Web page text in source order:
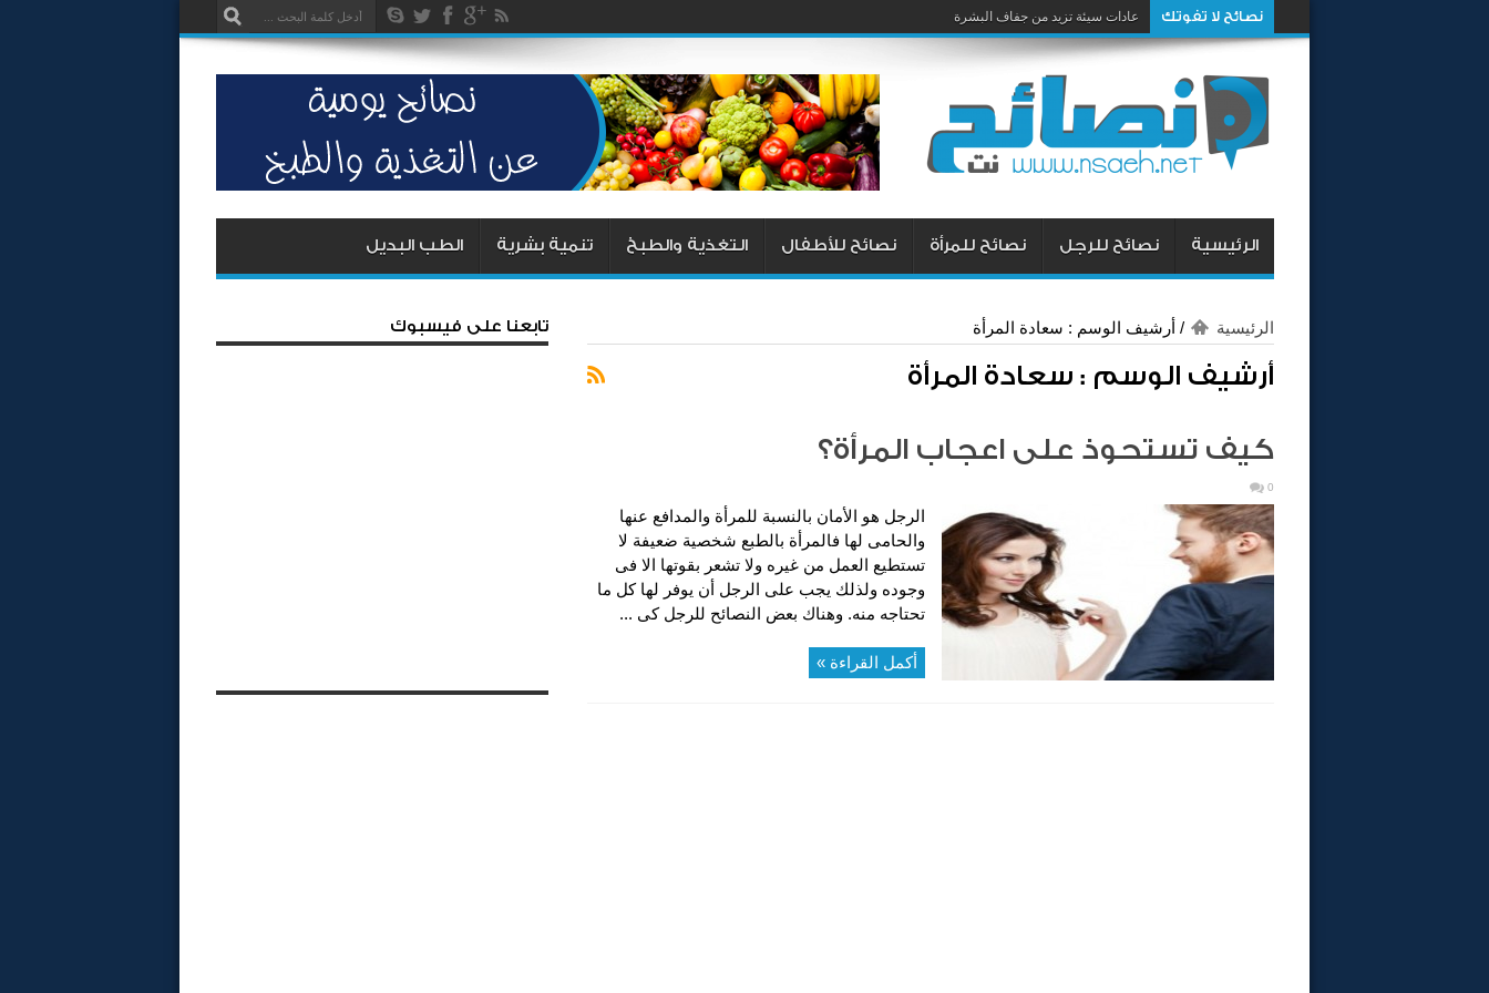
نصائح لا تفوتك عادات سيئة تزيد من جفاف البشرة
الرئيسية نصائح للرجل نصائح للمرأة نصائح للأطفال التغذية والطبخ تنمية بشرية الطب البديل
الرئيسية / أرشيف الوسم : سعادة المرأة
أرشيف الوسم : سعادة المرأة
كيف تستحوذ على اعجاب المرأة؟
0
الرجل هو الأمان بالنسبة للمرأة والمدافع عنها
والحامى لها فالمرأة بالطبع شخصية ضعيفة لا
تستطيع العمل من غيره ولا تشعر بقوتها الا فى
وجوده ولذلك يجب على الرجل أن يوفر لها كل ما
تحتاجه منه. وهناك بعض النصائح للرجل كى ...
أكمل القراءة »
تابعنا على فيسبوك